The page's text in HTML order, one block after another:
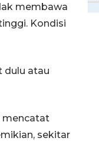
membawa
Kondisi
dulu atau
mencatat
sekitar